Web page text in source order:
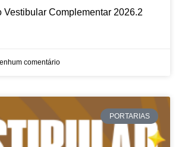
Vestibular Complementar 2026.2
comentário
PORTARIAS